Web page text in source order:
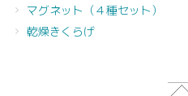
マグネット（４種セット）
乾燥きくらげ